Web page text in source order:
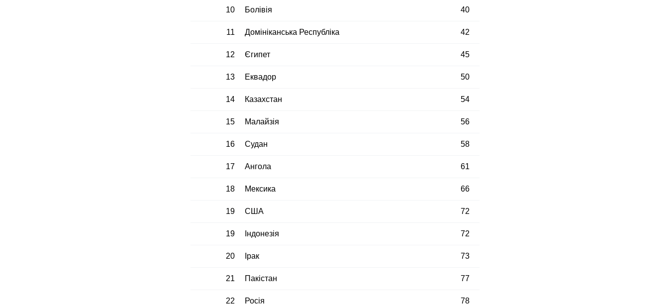
10 Болівія 40
11 Домініканська Республіка 42
12 Єгипет 45
13 Еквадор 50
14 Казахстан 54
15 Малайзія 56
16 Судан 58
17 Ангола 61
18 Мексика 66
19 США 72
19 Індонезія 72
20 Ірак 73
21 Пакістан 77
22 Росія 78